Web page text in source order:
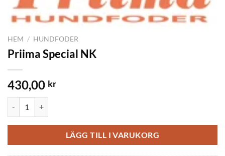
HEM / HUNDFODER
Priima Special NK
430,00 kr
LÄGG TILL I VARUKORG